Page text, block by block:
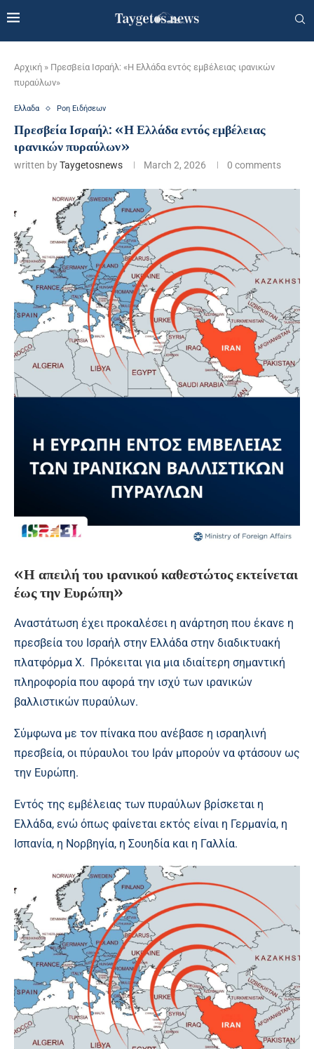
Αρχική » Πρεσβεία Ισραήλ: «Η Ελλάδα εντός εμβέλειας ιρανικών
πυραύλων»
Ελλαδα Ροη Ειδήσεων
Πρεσβεία Ισραήλ: «Η Ελλάδα εντός εμβέλειας
ιρανικών πυραύλων»
written byTaygetosnews March 2, 2026 0 comments
«Η απειλή του ιρανικού καθεστώτος εκτείνεται
έως την Ευρώπη»
Αναστάτωση έχει προκαλέσει η ανάρτηση που έκανε η
πρεσβεία του Ισραήλ στην Ελλάδα στην διαδικτυακή
πλατφόρμα Χ. Πρόκειται για μια ιδιαίτερη σημαντική
πληροφορία που αφορά την ισχύ των ιρανικών
βαλλιστικών πυραύλων.
Σύμφωνα με τον πίνακα που ανέβασε η ισραηλινή
πρεσβεία, οι πύραυλοι του Ιράν μπορούν να φτάσουν ως
την Ευρώπη.
Εντός της εμβέλειας των πυραύλων βρίσκεται η
Ελλάδα, ενώ όπως φαίνεται εκτός είναι η Γερμανία, η
Ισπανία, η Νορβηγία, η Σουηδία και η Γαλλία.